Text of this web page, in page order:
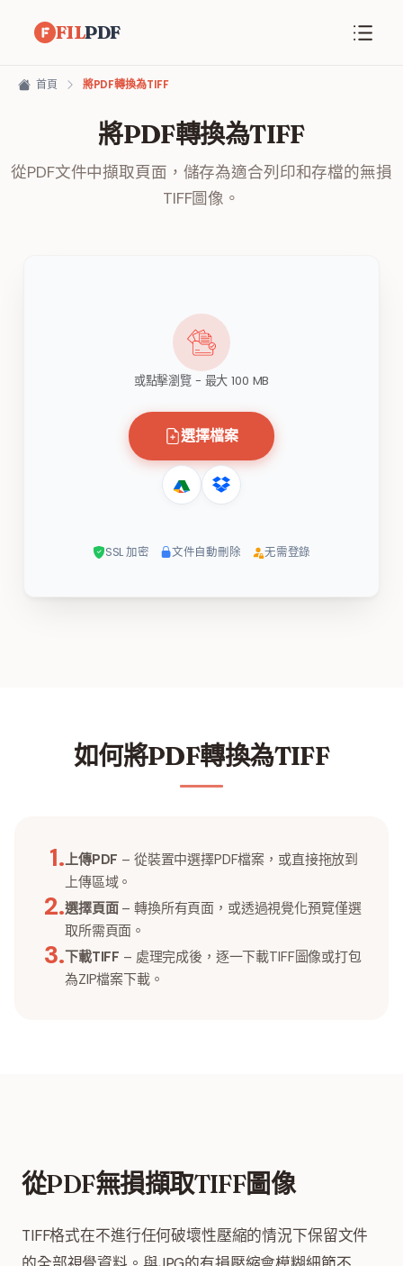
FILPDF
首頁 將PDF轉換為TIFF
將PDF轉換為TIFF
從PDF文件中擷取頁面，儲存為適合列印和存檔的無損
TIFF圖像。
或點擊瀏覽 - 最大 100 MB
選擇檔案
SSL 加密 文件自動刪除 无需登錄
如何將PDF轉換為TIFF
1.上傳PDF – 從裝置中選擇PDF檔案，或直接拖放到
上傳區域。
2.選擇頁面– 轉換所有頁面，或透過視覺化預覽僅選
取所需頁面。
3.下載TIFF – 處理完成後，逐一下載TIFF圖像或打包
為ZIP檔案下載。
從PDF無損擷取TIFF圖像
TIFF格式在不進行任何破壞性壓縮的情況下保留文件